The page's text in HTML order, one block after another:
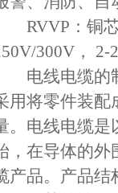
RVVP：铜芯
300V，
电线电缆的制
用将零件装配
。电线电缆是
，在导体的外
产品。产品结